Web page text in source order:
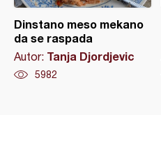
Dinstano meso mekano
da se raspada
Autor: Tanja Djordjevic
5982